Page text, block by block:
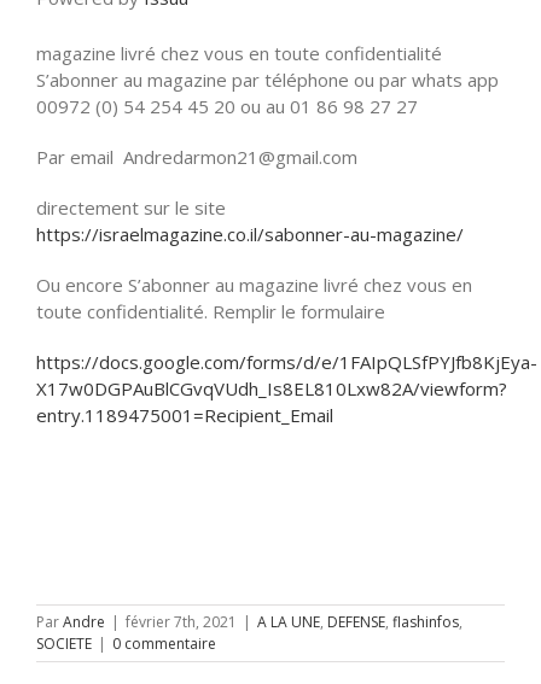
magazine livré chez vous en toute confidentialité
S’abonner au magazine par téléphone ou par whats app
00972 (0) 54 254 45 20 ou au 01 86 98 27 27
Par email Andredarmon21@gmail.com
directement sur le site
https://israelmagazine.co.il/sabonner-au-magazine/
Ou encore S’abonner au magazine livré chez vous en
toute confidentialité. Remplir le formulaire
https://docs.google.com/forms/d/e/1FAIpQLSfPYJfb8KjEya-
X17w0DGPAuBlCGvqVUdh_Is8EL810Lxw82A/viewform?
entry.1189475001=Recipient_Email
ParAndre | février 7th, 2021 | A LA UNE, DEFENSE, flashinfos,
SOCIETE | 0 commentaire